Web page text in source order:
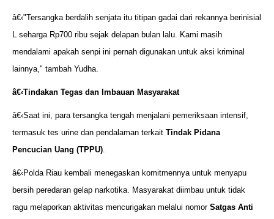
â€‹"Tersangka berdalih senjata itu titipan gadai dari rekannya berinisial
L seharga Rp700 ribu sejak delapan bulan lalu. Kami masih
mendalami apakah senpi ini pernah digunakan untuk aksi kriminal
lainnya," tambah Yudha.
â€‹Tindakan Tegas dan Imbauan Masyarakat
â€‹Saat ini, para tersangka tengah menjalani pemeriksaan intensif,
termasuk tes urine dan pendalaman terkait Tindak Pidana
Pencucian Uang (TPPU).
â€‹Polda Riau kembali menegaskan komitmennya untuk menyapu
bersih peredaran gelap narkotika. Masyarakat diimbau untuk tidak
ragu melaporkan aktivitas mencurigakan melalui nomor Satgas Anti